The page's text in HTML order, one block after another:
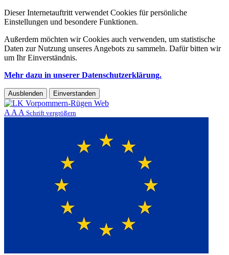
Dieser Internetauftritt verwendet Cookies für persönliche
Einstellungen und besondere Funktionen.
Außerdem möchten wir Cookies auch verwenden, um statistische
Daten zur Nutzung unseres Angebots zu sammeln. Dafür bitten wir
um Ihr Einverständnis.
Mehr dazu in unserer Datenschutzerklärung.
Ausblenden Einverstanden
A A A Schrift vergrößern